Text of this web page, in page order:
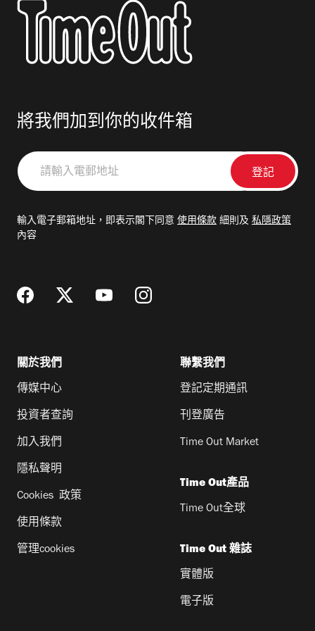
將我們加到你的收件箱
請
輸
郵
輸入電子郵箱地址，即表示閣下同意 使用條款 細則及 私隱政策
內容
關於我們
傳媒中心
投資者查詢
加入我們
隱私聲明
Cookies 政策
使用條款
管理cookies
聯繫我們
登記定期通訊
刊登廣告
Time Out Market
Time Out產品
Time Out全球
Time Out 雜誌
實體版
電子版